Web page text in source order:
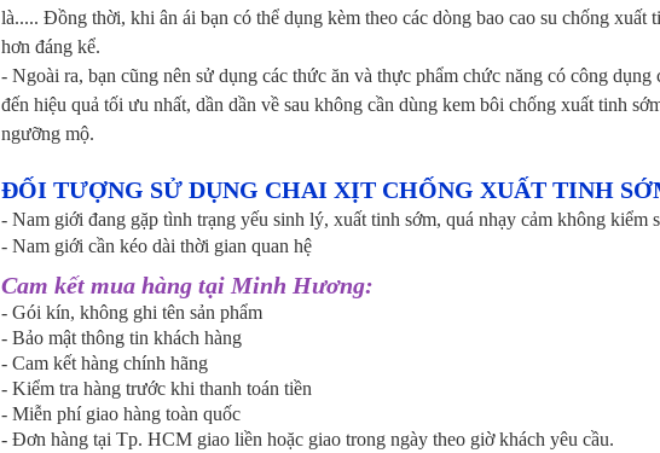
là..... Đồng thời, khi ân ái bạn có thể dụng kèm theo các dòng bao cao su chống xuất
hơn đáng kể.
- Ngoài ra, bạn cũng nên sử dụng các thức ăn và thực phẩm chức năng có công
đến hiệu quả tối ưu nhất, dần dần về sau không cần dùng kem bôi chống xuất tinh
ngưỡng mộ.
ĐỐI TƯỢNG SỬ DỤNG CHAI XỊT CHỐNG XUẤT TINH
- Nam giới đang gặp tình trạng yếu sinh lý, xuất tinh sớm, quá nhạy cảm không kiểm
- Nam giới cần kéo dài thời gian quan hệ
Cam kết mua hàng tại Minh Hương:
- Gói kín, không ghi tên sản phẩm
- Bảo mật thông tin khách hàng
- Cam kết hàng chính hãng
- Kiểm tra hàng trước khi thanh toán tiền
- Miễn phí giao hàng toàn quốc
- Đơn hàng tại Tp. HCM giao liền hoặc giao trong ngày theo giờ khách yêu cầu.